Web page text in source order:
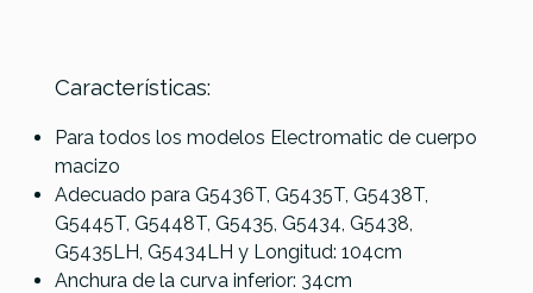
Características:
Para todos los modelos Electromatic de cuerpo
macizo
Adecuado para G5436T, G5435T, G5438T,
G5445T, G5448T, G5435, G5434, G5438,
G5435LH, G5434LH y Longitud: 104cm
Anchura de la curva inferior: 34cm
Deluxe
Molded
Strat/Tele
Estuche
Silver/Blue
Fender
Molded
Estuche
Negro
Fender Deluxe
Molded
Jaguar/Jazzmaster
Classic